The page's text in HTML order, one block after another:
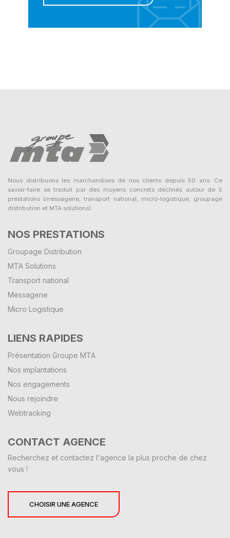
Nous distribuons les marchandises de nos clients depuis 50 ans. Ce
savoir-faire se traduit par des moyens concrets déclinés autour de 5
prestations (messagerie, transport national, micro-logistique, groupage
distribution et MTA solutions).
NOS PRESTATIONS
Groupage Distribution
MTA Solutions
Transport national
Messagerie
Micro Logistique
LIENS RAPIDES
Présentation Groupe MTA
Nos implantations
Nos engagements
Nous rejoindre
Webtracking
CONTACT AGENCE
Recherchez et contactez l'agence la plus proche de chez
vous !
CHOISIR UNE AGENCE